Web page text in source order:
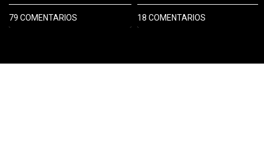
79 COMENTARIOS 18 COMENTARIOS